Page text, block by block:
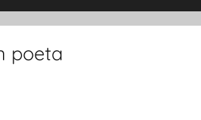
poeta